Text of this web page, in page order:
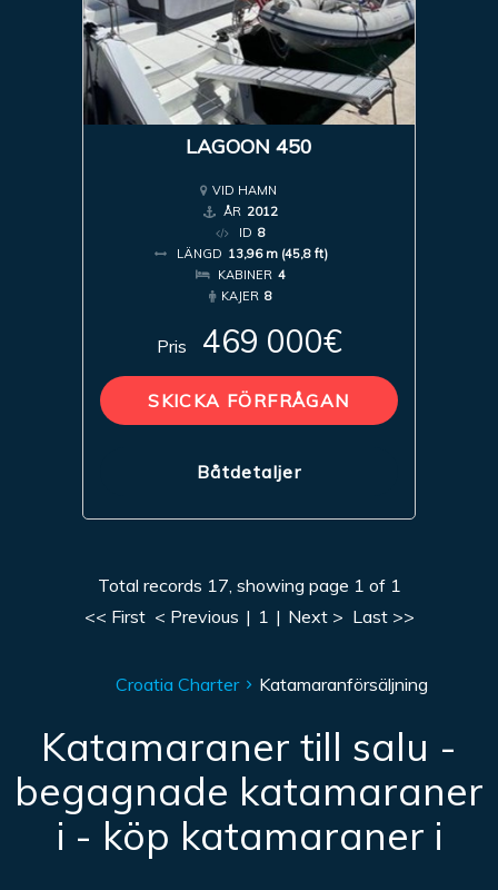
LAGOON 450
VID HAMN
ÅR 2012
ID 8
LÄNGD 13,96 m (45,8 ft)
KABINER 4
KAJER 8
Pris 469 000€
SKICKA FÖRFRÅGAN
Båtdetaljer
Total records 17, showing page 1 of 1
<< First < Previous | 1 | Next > Last >>
Croatia Charter Katamaranförsäljning
Katamaraner till salu -
begagnade katamaraner
i - köp katamaraner i